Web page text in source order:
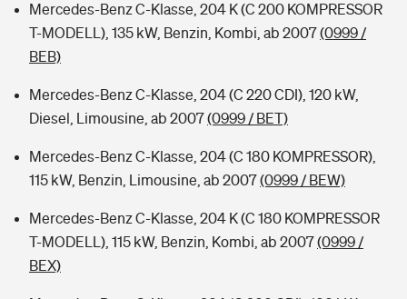
Mercedes-Benz C-Klasse, 204 K (C 200 KOMPRESSOR
T-MODELL), 135 kW, Benzin, Kombi, ab 2007(0999 /
BEB)
Mercedes-Benz C-Klasse, 204 (C 220 CDI), 120 kW,
Diesel, Limousine, ab 2007(0999 / BET)
Mercedes-Benz C-Klasse, 204 (C 180 KOMPRESSOR),
115 kW, Benzin, Limousine, ab 2007(0999 / BEW)
Mercedes-Benz C-Klasse, 204 K (C 180 KOMPRESSOR
T-MODELL), 115 kW, Benzin, Kombi, ab 2007(0999 /
BEX)